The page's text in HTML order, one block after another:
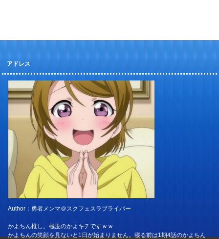
アドレス
Author：勇者メンマ＠スクフェスラブライバー
かよちん推し。極度のかよキチですｗｗ
かよちんの笑顔を見ないと1日が始まりません。寝る前は1期4話のかよちん